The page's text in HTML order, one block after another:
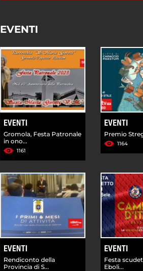
EVENTI
EVENTI
Gromola, Festa Patronale
in ono...
1161
EVENTI
Premio
1164
EVENTI
Rendiconto della
Provincia di S...
EVENTI
Festa
Eboli...